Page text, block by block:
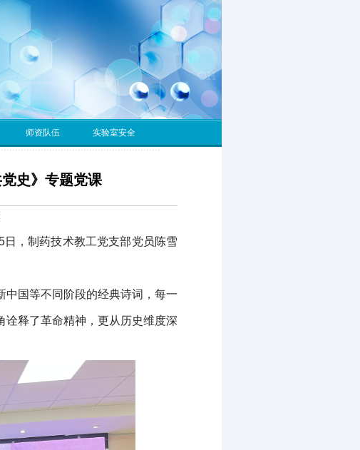
师资队伍 实验室安全
史》专题党课
日，制药技术教工党支部党员陈雪
中国等不同阶段的经典诗词 ，每一
释了革命精神，更从历史维度深